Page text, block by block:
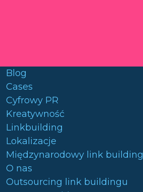
Blog
Cases
Cyfrowy PR
Kreatywność
Linkbuilding
Lokalizacje
Międzynarodowy link building
O nas
Outsourcing link buildingu